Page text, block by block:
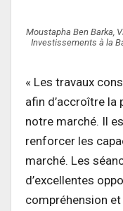
Moustapha Ben Barka,
Investissements à la
« Les travaux
afin d’accroître
notre marché. Il
renforcer les
marché. Les
d’excellentes
compréhension